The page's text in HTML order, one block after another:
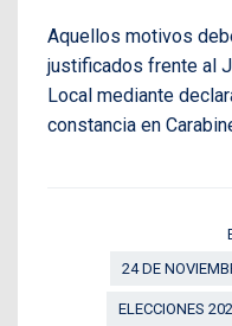
Aquellos motivos
justificados frente al
Local mediante
constancia en
24 DE
ELECCIONES